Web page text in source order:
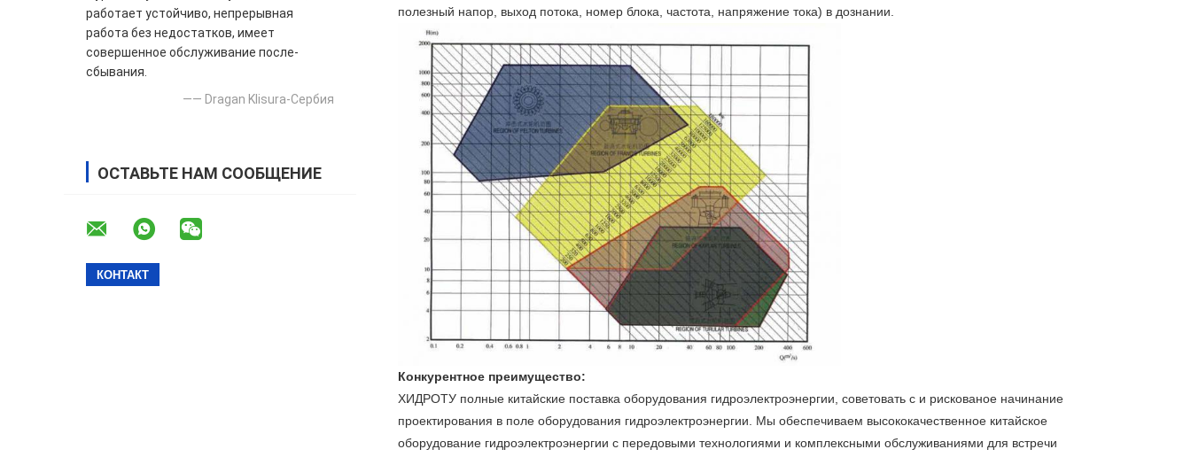
работает устойчиво, непрерывная
работа без недостатков, имеет
совершенное обслуживание после-
сбывания.
—— Dragan Klisura-Сербия
ОСТАВЬТЕ НАМ СООБЩЕНИЕ
полезный напор, выход потока, номер блока, частота, напряжение тока) в дознании.
Конкурентное преимущество:
ХИДРОТУ полные китайские поставка оборудования гидроэлектроэнергии, советовать с и рискованое начинание
проектирования в поле оборудования гидроэлектроэнергии. Мы обеспечиваем высококачественное китайское
оборудование гидроэлектроэнергии с передовыми технологиями и комплексными обслуживаниями для встречи